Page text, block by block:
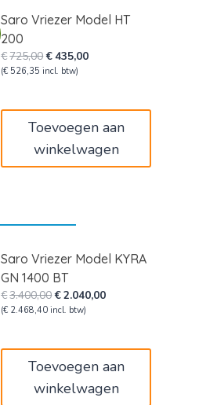
Saro Vriezer Model HT
200
€725,00Oorspronkelijke
prijs
€435,00Huidige
(€ 526,35 incl. btw)
Toevoegen aan
winkelwagen
Saro Vriezer Model KYRA
GN 1400 BT
€3.400,00Oorspronkelijke
prijs
€2.040,00Huidige
(€ 2.468,40 incl. btw)
Toevoegen aan
winkelwagen